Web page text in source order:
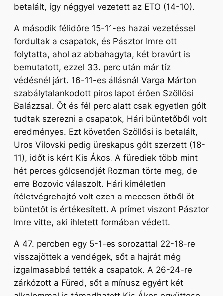
betalált, így néggyel vezetett az ETO (14-10).
A második félidőre 15-11-es hazai vezetéssel
fordultak a csapatok, és Pásztor Imre ott
folytatta, ahol az abbahagyta, két bravúrt is
bemutatott, ezzel 33. perc után már tíz
védésnél járt. 16-11-es állásnál Varga Márton
szabálytalankodott piros lapot érően Szöllősi
Balázzsal. Öt és fél perc alatt csak egyetlen gólt
tudtak szerezni a csapatok, Hári büntetőből volt
eredményes. Ezt követően Szöllősi is betalált,
Uros Vilovski pedig üreskapus gólt szerzett (18-
11), időt is kért Kis Ákos. A fürediek több mint
hét perces gólcsendjét Rozman törte meg, de
erre Bozovic válaszolt. Hári kíméletlen
ítéletvégrehajtó volt ezen a meccsen ötből öt
büntetőt is értékesített. A prímet viszont Pásztor
Imre vitte, aki ihletett formában védett.
A 47. percben egy 5-1-es sorozattal 22-18-re
visszajöttek a vendégek, sőt a hajrát még
izgalmasabbá tették a csapatok. A 26-24-re
zárkózott a Füred, sőt a mínusz egyért két